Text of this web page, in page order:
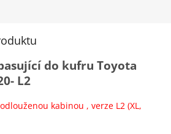
do kufru Toyota
L2
kabinou , verze L2 (XL,